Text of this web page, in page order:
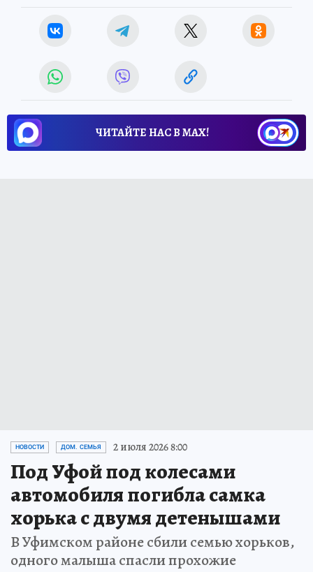
ЧИТАЙТЕ НАС В МАХ!
НОВОСТИ ДОМ. СЕМЬЯ 2 июля 2026 8:00
Под Уфой под колесами
автомобиля погибла самка
хорька с двумя детенышами
В Уфимском районе сбили семью хорьков,
одного малыша спасли прохожие